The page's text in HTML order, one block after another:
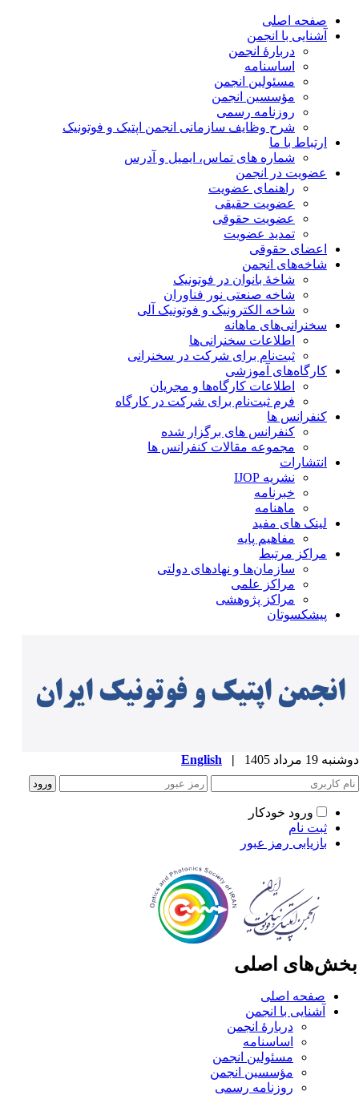
صفحه اصلی
آشنایی با انجمن
دربارۀ انجمن
اساسنامه
مسئولین انجمن
مؤسسین انجمن
روزنامه رسمی
شرح وظایف سازمانی انجمن اپتیک و فوتونیک
ارتباط با ما
شماره های تماس، ایمیل و آدرس
عضویت در انجمن
راهنمای عضویت
عضویت حقیقی
عضویت حقوقی
تمدید عضویت
اعضای حقوقی
شاخه‌های انجمن
شاخۀ بانوان در فوتونیک
شاخه صنعتی نور فناوران
شاخه‌ الکترونیک و فوتونیک آلی
سخنرانی‌های ماهانه
اطلاعات سخنرانی‌‌ها
ثبت‌نام برای شرکت در سخنرانی
کارگاه‌های آموزشی
اطلاعات کارگاه‌ها و مجریان
فرم ثبت‌نام برای شرکت در کارگاه
کنفرانس ها
کنفرانس های برگزار شده
مجموعه مقالات کنفرانس ها
انتشارات
نشریه IJOP
خبرنامه
ماهنامه
لینک های مفید
مفاهیم پایه
مراکز مرتبط
سازمان‌ها و نهادهای دولتی
مراکز علمی
مراکز پژوهشی
پیشکسوتان
19 مرداد 1405 |
English
ورود خودکار
ثبت نام
بازیابی رمز عبور
اصلی
صفحه اصلی
آشنایی با انجمن
دربارۀ انجمن
اساسنامه
مسئولین انجمن
مؤسسین انجمن
روزنامه رسمی